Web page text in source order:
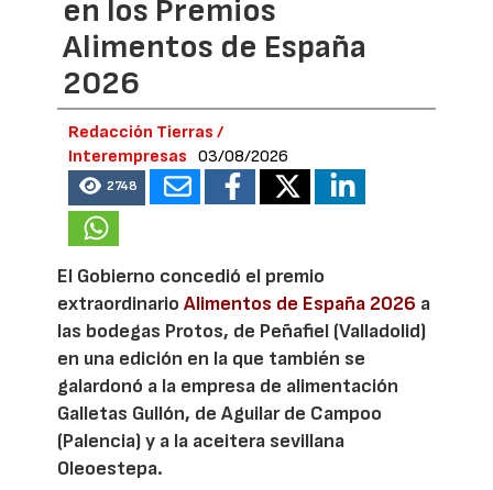
en los Premios
Alimentos de España
2026
Redacción Tierras /
Interempresas
03/08/2026
2748
El Gobierno concedió el premio
extraordinarioAlimentos de España 2026 a
las bodegas Protos, de Peñafiel (Valladolid)
en una edición en la que también se
galardonó a la empresa de alimentación
Galletas Gullón, de Aguilar de Campoo
(Palencia) y a la aceitera sevillana
Oleoestepa.